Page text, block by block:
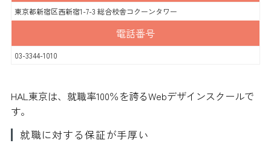
東京都新宿区西新宿1-7-3 総合校舎コクーンタワー
電話番号
03-3344-1010
HAL東京は、就職率100％を誇るWebデザインスクールで
す。
就職に対する保証が手厚い